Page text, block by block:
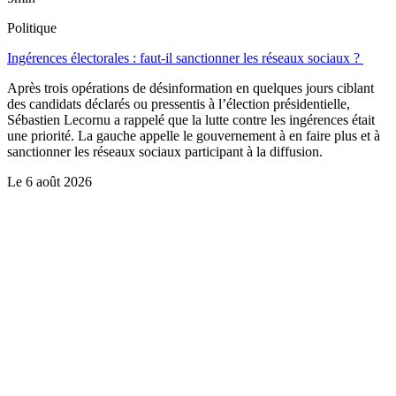
Politique
Ingérences électorales : faut-il sanctionner les réseaux sociaux ?
Après trois opérations de désinformation en quelques jours ciblant
des candidats déclarés ou pressentis à l’élection présidentielle,
Sébastien Lecornu a rappelé que la lutte contre les ingérences était
une priorité. La gauche appelle le gouvernement à en faire plus et à
sanctionner les réseaux sociaux participant à la diffusion.
Le 6 août 2026